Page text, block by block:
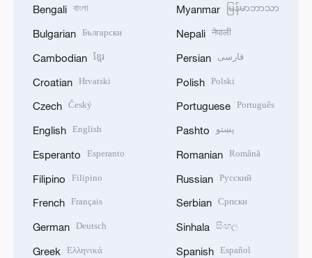
Bengali বাংলা
Bulgarian Български
Cambodian ខ្មែរ
Croatian Hrvatski
Czech Český
English English
Esperanto Esperanto
Filipino Filipino
French Français
German Deutsch
Greek Ελληνικά
Myanmar မြန်မာဘာသာ
Nepali नेपाली
Persian فارسی
Polish Polski
Portuguese Português
Pashto پښتو
Romanian Română
Russian Русский
Serbian Српски
Sinhala සිංහල
Spanish Español